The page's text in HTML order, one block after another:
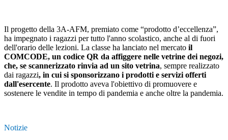
Il progetto della 3A-AFM, premiato come “prodotto d’eccellenza”,
ha impegnato i ragazzi per tutto l'anno scolastico, anche al di fuori
dell'orario delle lezioni. La classe ha lanciato nel mercato il
COMCODE, un codice QR da affiggere nelle vetrine dei negozi,
che, se scannerizzato rinvia ad un sito vetrina, sempre realizzato
dai ragazzi, in cui si sponsorizzano i prodotti e servizi offerti
dall'esercente. Il prodotto aveva l'obiettivo di promuovere e
sostenere le vendite in tempo di pandemia e anche oltre la pandemia.
Notizie